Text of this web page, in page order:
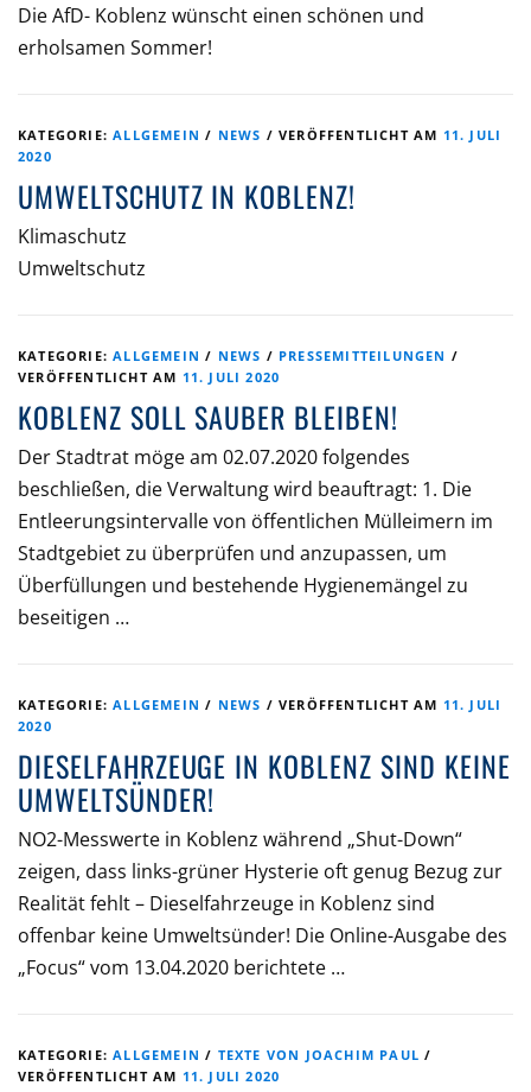
Die AfD- Koblenz wünscht einen schönen und
erholsamen Sommer!
KATEGORIE:ALLGEMEIN / NEWS /VERÖFFENTLICHT AM 11. JULI
2020
UMWELTSCHUTZ IN KOBLENZ!
Klimaschutz
Umweltschutz
KATEGORIE:ALLGEMEIN / NEWS / PRESSEMITTEILUNGEN /
VERÖFFENTLICHT AM 11. JULI 2020
KOBLENZ SOLL SAUBER BLEIBEN!
Der Stadtrat möge am 02.07.2020 folgendes
beschließen, die Verwaltung wird beauftragt: 1. Die
Entleerungsintervalle von öffentlichen Mülleimern im
Stadtgebiet zu überprüfen und anzupassen, um
Überfüllungen und bestehende Hygienemängel zu
beseitigen …
KATEGORIE:ALLGEMEIN / NEWS /VERÖFFENTLICHT AM 11. JULI
2020
DIESELFAHRZEUGE IN KOBLENZ SIND KEINE
UMWELTSÜNDER!
NO2-Messwerte in Koblenz während „Shut-Down“
zeigen, dass links-grüner Hysterie oft genug Bezug zur
Realität fehlt – Dieselfahrzeuge in Koblenz sind
offenbar keine Umweltsünder! Die Online-Ausgabe des
„Focus“ vom 13.04.2020 berichtete …
KATEGORIE:ALLGEMEIN / TEXTE VON JOACHIM PAUL /
VERÖFFENTLICHT AM 11. JULI 2020